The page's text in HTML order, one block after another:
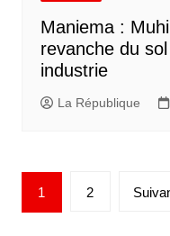
Maniema :
revanche du
industrie
La République
1 2